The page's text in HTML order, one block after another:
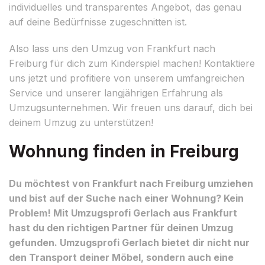
individuelles und transparentes Angebot, das genau
auf deine Bedürfnisse zugeschnitten ist.
Also lass uns den Umzug von Frankfurt nach
Freiburg für dich zum Kinderspiel machen! Kontaktiere
uns jetzt und profitiere von unserem umfangreichen
Service und unserer langjährigen Erfahrung als
Umzugsunternehmen. Wir freuen uns darauf, dich bei
deinem Umzug zu unterstützen!
Wohnung finden in Freiburg
Du möchtest von Frankfurt nach Freiburg umziehen
und bist auf der Suche nach einer Wohnung? Kein
Problem! Mit Umzugsprofi Gerlach aus Frankfurt
hast du den richtigen Partner für deinen Umzug
gefunden. Umzugsprofi Gerlach bietet dir nicht nur
den Transport deiner Möbel, sondern auch eine